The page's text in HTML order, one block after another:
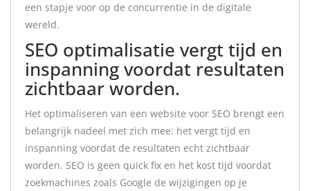
een stapje voor op de concurrentie in de digitale
wereld.
SEO optimalisatie vergt tijd en
inspanning voordat resultaten
zichtbaar worden.
Het optimaliseren van een website voor SEO brengt een
belangrijk nadeel met zich mee: het vergt tijd en
inspanning voordat de resultaten echt zichtbaar
worden. SEO is geen quick fix en het kost tijd voordat
zoekmachines zoals Google de wijzigingen op je